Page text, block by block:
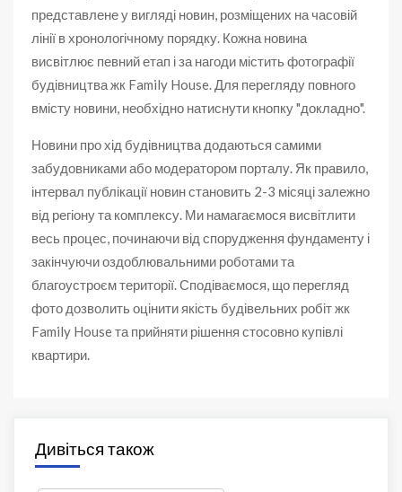
представлене у вигляді новин, розміщених на часовій
лінії в хронологічному порядку. Кожна новина
висвітлює певний етап і за нагоди містить фотографії
будівництва жк Family House. Для перегляду повного
вмісту новини, необхідно натиснути кнопку "докладно".
Новини про хід будівництва додаються самими
забудовниками або модератором порталу. Як правило,
інтервал публікації новин становить 2-3 місяці залежно
від регіону та комплексу. Ми намагаємося висвітлити
весь процес, починаючи від спорудження фундаменту і
закінчуючи оздоблювальними роботами та
благоустроєм території. Сподіваємося, що перегляд
фото дозволить оцінити якість будівельних робіт жк
Family House та прийняти рішення стосовно купівлі
квартири.
Дивіться також